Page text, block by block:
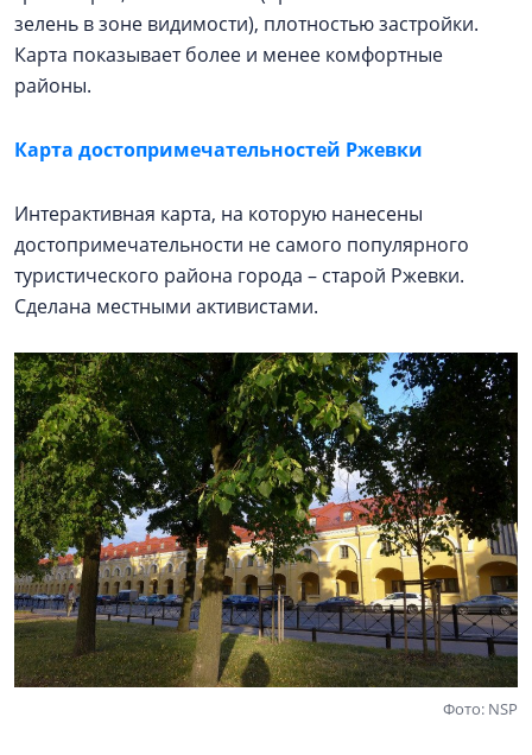
зелень в зоне видимости), плотностью застройки.
Карта показывает более и менее комфортные
районы.
Карта достопримечательностей Ржевки
Интерактивная карта, на которую нанесены
достопримечательности не самого популярного
туристического района города – старой Ржевки.
Сделана местными активистами.
Фото: NSP